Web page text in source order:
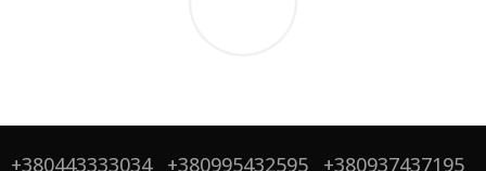
+380443333034 +380995432595 +380937437195